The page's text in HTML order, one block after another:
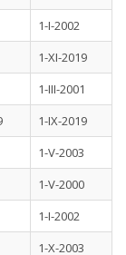
1-I-2002
1-XI-2019
1-III-2001
1-IX-2019
1-V-2003
1-V-2000
1-I-2002
1-X-2003